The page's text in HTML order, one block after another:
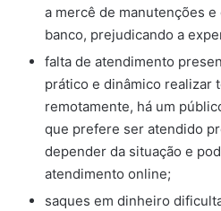
a mercê de manutenções
banco, prejudicando a
falta de atendimento
prático e dinâmico realizar
remotamente, há um
que prefere ser atendido
depender da situação e
atendimento online;
saques em dinheiro